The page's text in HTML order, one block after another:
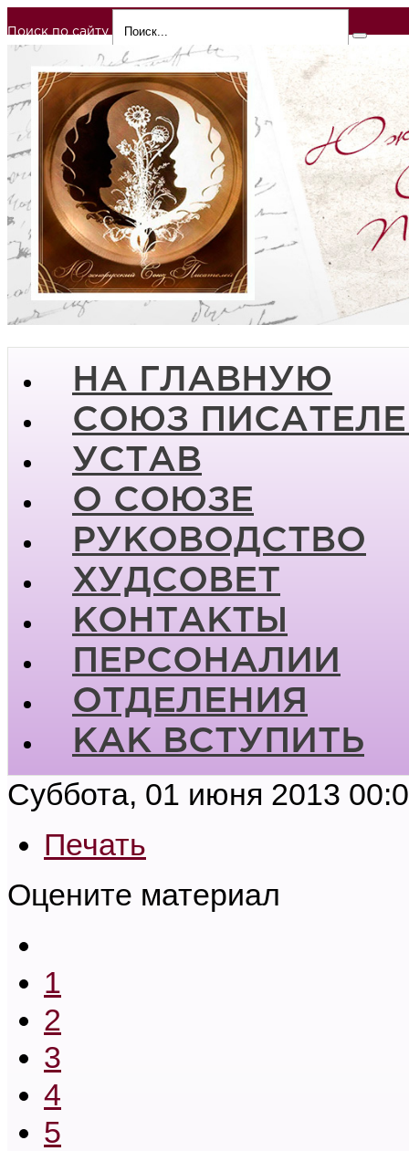
Поиск по сайту
НА ГЛАВНУЮ
СОЮЗ
УСТАВ
О СОЮЗЕ
РУКОВОДСТВО
ХУДСОВЕТ
КОНТАКТЫ
ПЕРСОНАЛИИ
ОТДЕЛЕНИЯ
КАК ВСТУПИТЬ
Суббота, 01 июня 2013
Печать
Оцените материал
1
2
3
4
5